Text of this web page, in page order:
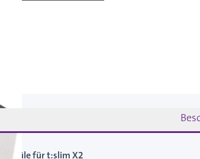
für t:slim X2